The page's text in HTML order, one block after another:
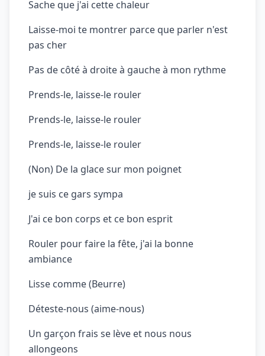
Sache que j'ai cette chaleur
Laisse-moi te montrer parce que parler n'est
pas cher
Pas de côté à droite à gauche à mon rythme
Prends-le, laisse-le rouler
Prends-le, laisse-le rouler
Prends-le, laisse-le rouler
(Non) De la glace sur mon poignet
je suis ce gars sympa
J'ai ce bon corps et ce bon esprit
Rouler pour faire la fête, j'ai la bonne
ambiance
Lisse comme (Beurre)
Déteste-nous (aime-nous)
Un garçon frais se lève et nous nous
allongeons